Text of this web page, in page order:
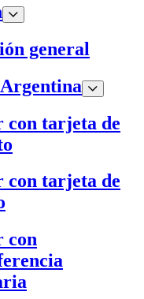
general
con tarjeta de
con tarjeta de
con